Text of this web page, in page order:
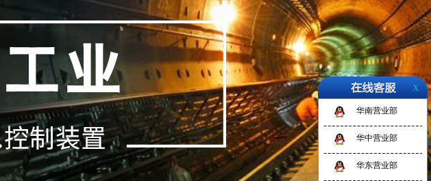
X
华南营业部
华中营业部
华东营业部